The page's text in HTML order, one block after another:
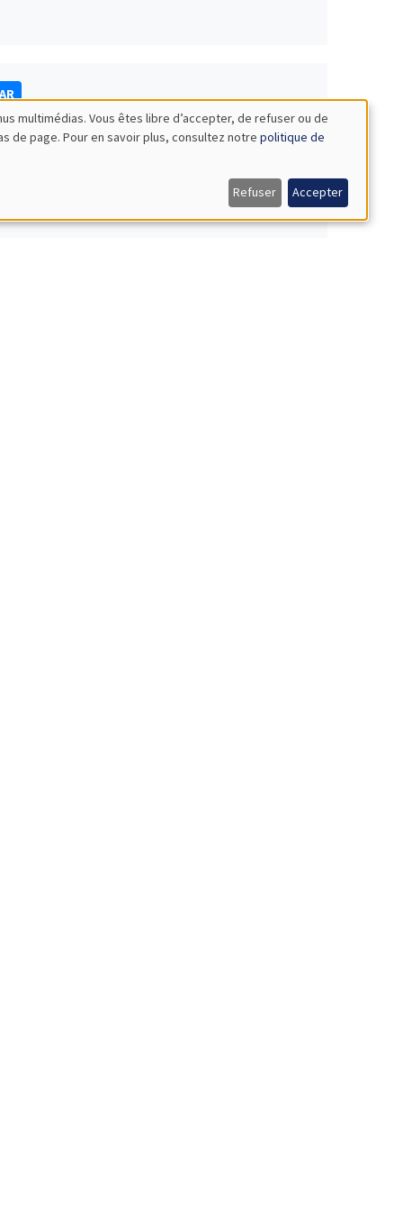
multimédias. Vous êtes libre d’accepter, de refuser ou de
de page. Pour en savoir plus, consultez notre politique de
Refuser Accepter